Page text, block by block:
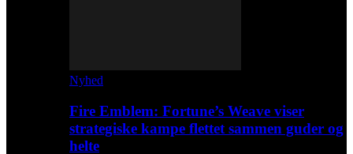
Nyhed
Fire Emblem: Fortune’s Weave viser
strategiske kampe flettet sammen guder og
helte